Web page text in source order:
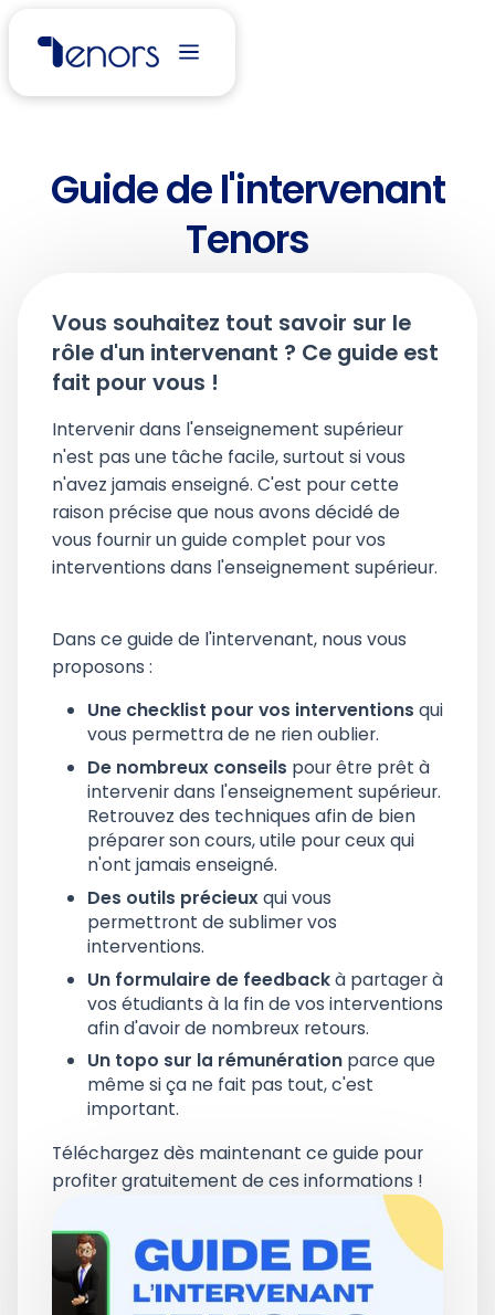
Guide de l'intervenant
Tenors
Vous souhaitez tout savoir sur le
rôle d'un intervenant ? Ce guide est
fait pour vous !
Intervenir dans l'enseignement supérieur
n'est pas une tâche facile, surtout si vous
n'avez jamais enseigné. C'est pour cette
raison précise que nous avons décidé de
vous fournir un guide complet pour vos
interventions dans l'enseignement supérieur.
Dans ce guide de l'intervenant, nous vous
proposons :
Une checklist pour vos interventions qui
vous permettra de ne rien oublier.
De nombreux conseils pour être prêt à
intervenir dans l'enseignement supérieur.
Retrouvez des techniques afin de bien
préparer son cours, utile pour ceux qui
n'ont jamais enseigné.
Des outils précieuxqui vous
permettront de sublimer vos
interventions.
Un formulaire de feedbackà partager à
vos étudiants à la fin de vos interventions
afin d'avoir de nombreux retours.
Un topo sur la rémunérationparce que
même si ça ne fait pas tout, c'est
important.
Téléchargez dès maintenant ce guide pour
profiter gratuitement de ces informations !